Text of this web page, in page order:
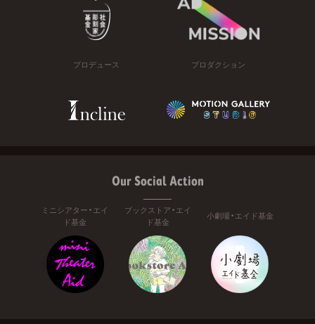
プロデュース プロダクション
Our Social Action
ミニシアター・エイ
ド基金
ブックストア・エイ
ド基金
小劇場・エイド基金